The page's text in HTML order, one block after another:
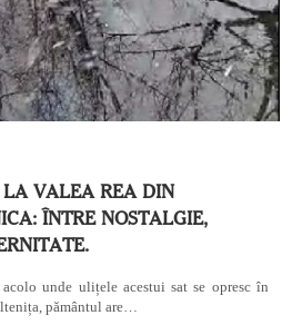
VALEA REA DIN
ÎNTRE NOSTALGIE,
unde ulițele acestui sat se opresc în
pământul are…